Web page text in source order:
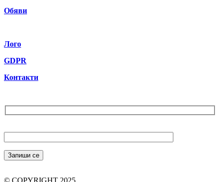
Обяви
Лого
GDPR
Контакти
© COPYRIGHT 2025